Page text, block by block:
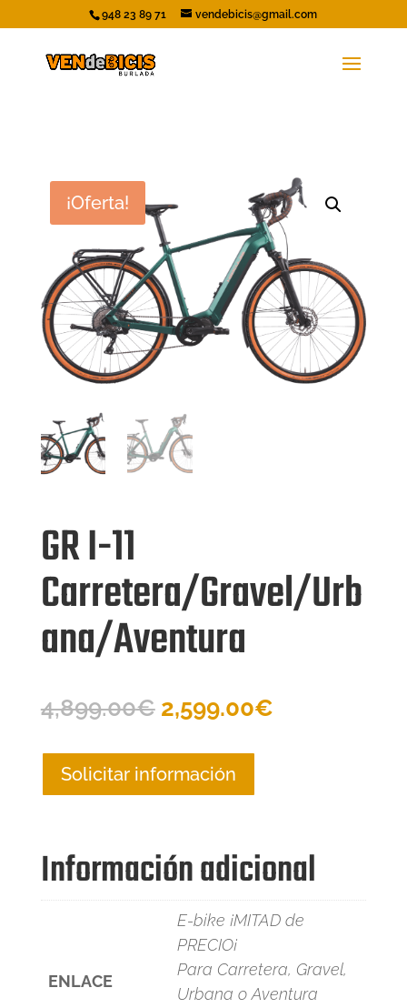
948 23 89 71 vendebicis@gmail.com
¡Oferta!
GR I-11
Carretera/Gravel/Urb
ana/Aventura
4,899.00€ El
original
2,599.00€El
Solicitar información
Información adicional
ENLACE
E-bike ¡MITAD de
PRECIO¡
Para Carretera, Gravel,
Urbana o Aventura